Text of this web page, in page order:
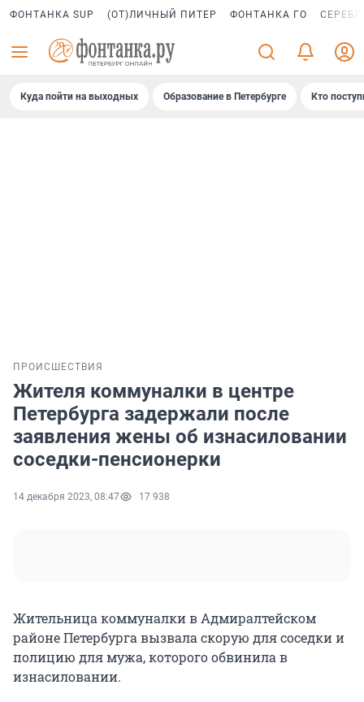
ФОНТАНКА SUP (ОТ)ЛИЧНЫЙ ПИТЕР ФОНТАНКА ГО
Куда пойти на выходных Образование в Петербурге Кто
ПРОИСШЕСТВИЯ
Жителя коммуналки в центре
Петербурга задержали после
заявления жены об изнасиловании
соседки-пенсионерки
14 декабря 2023, 08:47 17 938
Жительница коммуналки в Адмиралтейском
районе Петербурга вызвала скорую для соседки и
полицию для мужа, которого обвинила в
изнасиловании.